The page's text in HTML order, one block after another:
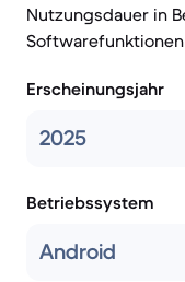
Nutzungsdauer in
Erscheinungsjahr
2025
Betriebssystem
Android